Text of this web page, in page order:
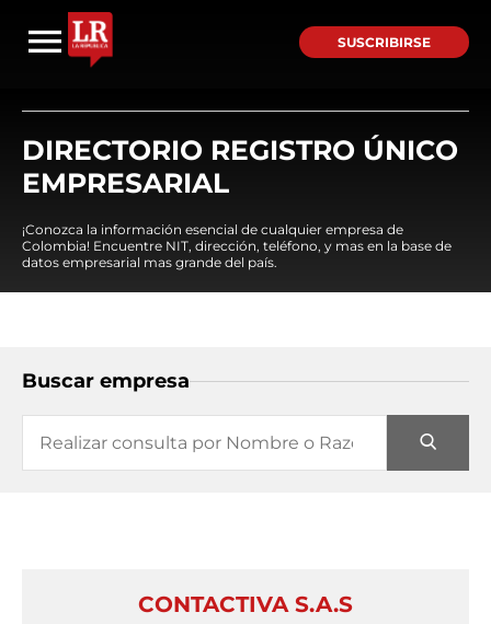
SUSCRIBIRSE
DIRECTORIO REGISTRO ÚNICO
EMPRESARIAL
¡Conozca la información esencial de cualquier empresa de
Colombia! Encuentre NIT, dirección, teléfono, y mas en la base de
datos empresarial mas grande del país.
Buscar empresa
CONTACTIVA S.A.S